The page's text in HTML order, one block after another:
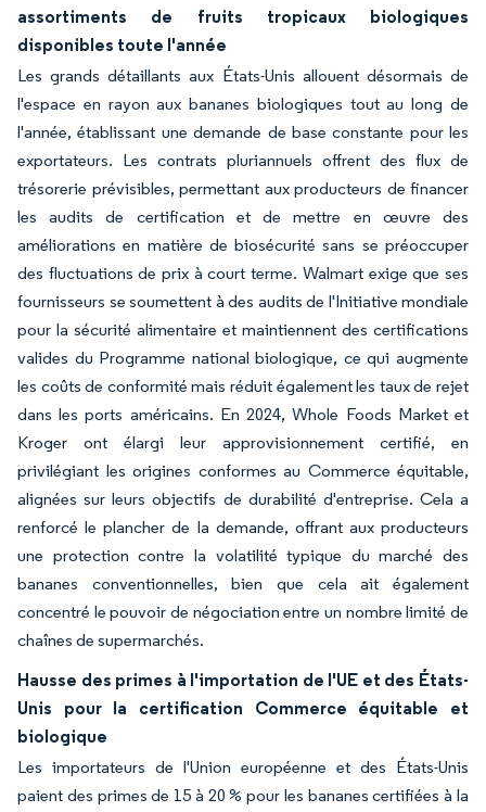
assortiments de fruits tropicaux biologiques
disponibles toute l'année
Les grands détaillants aux États-Unis allouent désormais de
l'espace en rayon aux bananes biologiques tout au long de
l'année, établissant une demande de base constante pour les
exportateurs. Les contrats pluriannuels offrent des flux de
trésorerie prévisibles, permettant aux producteurs de financer
les audits de certification et de mettre en œuvre des
améliorations en matière de biosécurité sans se préoccuper
des fluctuations de prix à court terme. Walmart exige que ses
fournisseurs se soumettent à des audits de l'Initiative mondiale
pour la sécurité alimentaire et maintiennent des certifications
valides du Programme national biologique, ce qui augmente
les coûts de conformité mais réduit également les taux de rejet
dans les ports américains. En 2024, Whole Foods Market et
Kroger ont élargi leur approvisionnement certifié, en
privilégiant les origines conformes au Commerce équitable,
alignées sur leurs objectifs de durabilité d'entreprise. Cela a
renforcé le plancher de la demande, offrant aux producteurs
une protection contre la volatilité typique du marché des
bananes conventionnelles, bien que cela ait également
concentré le pouvoir de négociation entre un nombre limité de
chaînes de supermarchés.
Hausse des primes à l'importation de l'UE et des États-
Unis pour la certification Commerce équitable et
biologique
Les importateurs de l'Union européenne et des États-Unis
paient des primes de 15 à 20 % pour les bananes certifiées à la